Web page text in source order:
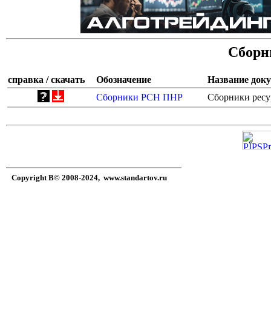
справка / скачать Обозначение
Название
Сборники РСН ПНР
Сборники
Copyright В© 2008-2024, www.standartov.ru